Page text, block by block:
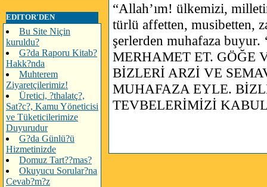
EDITOR'DEN
Bu Site Niçin
kuruldu?
G?da Raporu Kitab?
Hakk?nda
Muhterem
Ziyaretçilerimiz!
Üretici, ?thalatç?,
Sat?c?, Kamu Yöneticisi
ve Tüketicilerimize
Duyurudur
G?da Günlü?ü
Hizmetinizde
Domuz Tart??mas?
Okuyucu Sorular?na
Cevab?m?z
“Allah’ım! ülkemizi,
türlü affetten, musibetten,
şerlerden muhafaza
MERHAMET ET. GÖĞE
BİZLERİ ARZİ VE
MUHAFAZA EYLE.
TEVBELERİMİZİ